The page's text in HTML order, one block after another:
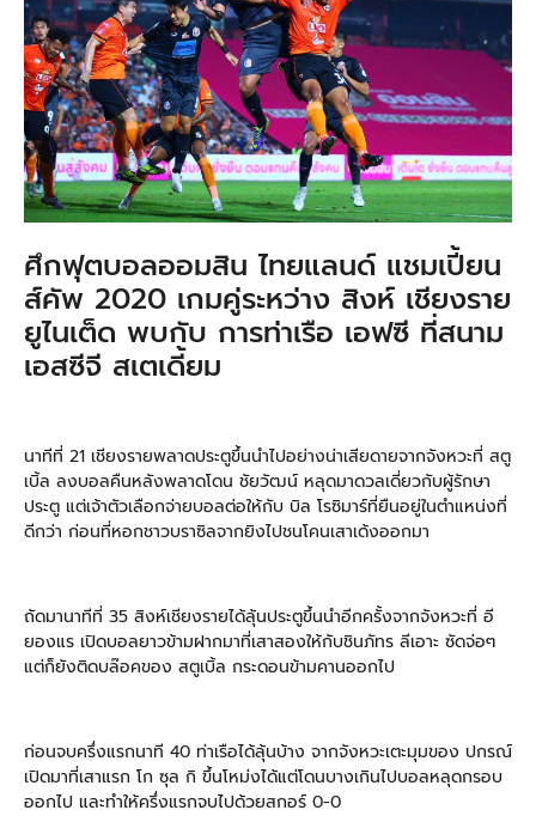
ศึกฟุตบอลออมสิน ไทยแลนด์ แชมเปี้ยน
ส์คัพ 2020 เกมคู่ระหว่าง สิงห์ เชียงราย
ยูไนเต็ด พบกับ การท่าเรือ เอฟซี ที่สนาม
เอสซีจี สเตเดี้ยม
นาทีที่ 21 เชียงรายพลาดประตูขึ้นนำไปอย่างน่าเสียดายจากจังหวะที่ สตู
เบิ้ล ลงบอลคืนหลังพลาดโดน ชัยวัฒน์ หลุดมาดวลเดี่ยวกับผู้รักษา
ประตู แต่เจ้าตัวเลือกจ่ายบอลต่อให้กับ บิล โรซิมาร์ที่ยืนอยู่ในตำแหน่งที่
ดีกว่า ก่อนที่หอกชาวบราซิลจากยิงไปชนโคนเสาเด้งออกมา
ถัดมานาทีที่ 35 สิงห์เชียงรายได้ลุ้นประตูขึ้นนำอีกครั้งจากจังหวะที่ อี
ยองแร เปิดบอลยาวข้ามฝากมาที่เสาสองให้กับชินภัทร ลีเอาะ ซัดจ่อๆ
แต่ก็ยังติดบล๊อคของ สตูเบิ้ล กระดอนข้ามคานออกไป
ก่อนจบครึ่งแรกนาที 40 ท่าเรือได้ลุ้นบ้าง จากจังหวะเตะมุมของ ปกรณ์
เปิดมาที่เสาแรก โก ซุล กิ ขึ้นโหม่งได้แต่โดนบางเกินไปบอลหลุดกรอบ
ออกไป และทำให้ครึ่งแรกจบไปด้วยสกอร์ 0-0